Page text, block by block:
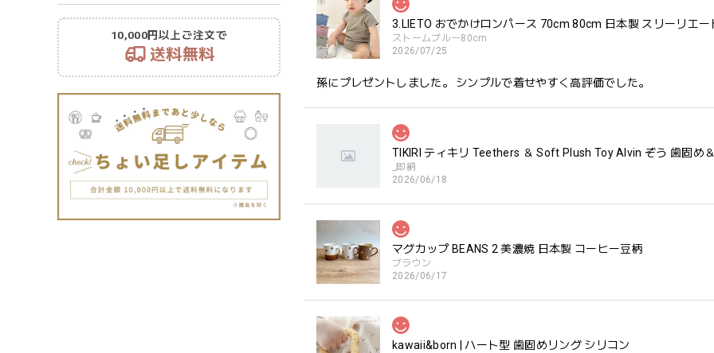
10,000円以上ご注文で
送料無料
3.LIETO おでかけロンパース 70cm 80cm 日本製 スリーリエー
ストームブルー80cm
2026/07/25
孫にプレゼントしました。 シンプルで着せやすく高評価でした。
TIKIRI ティキリ Teethers ＆ Soft Plush Toy Alvin ぞう 歯固め
_即納
2026/06/18
マグカップ BEANS 2 美濃焼 日本製 コーヒー豆柄
ブラウン
2026/06/17
kawaii&born | ハート型 歯固めリング シリコン